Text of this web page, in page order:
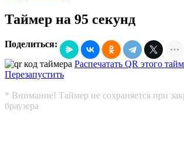
Таймер на 95 секунд
Поделиться:
Распечатать QR этого
Перезапустить
* Внимание! Таймер не сохраняется при
браузера